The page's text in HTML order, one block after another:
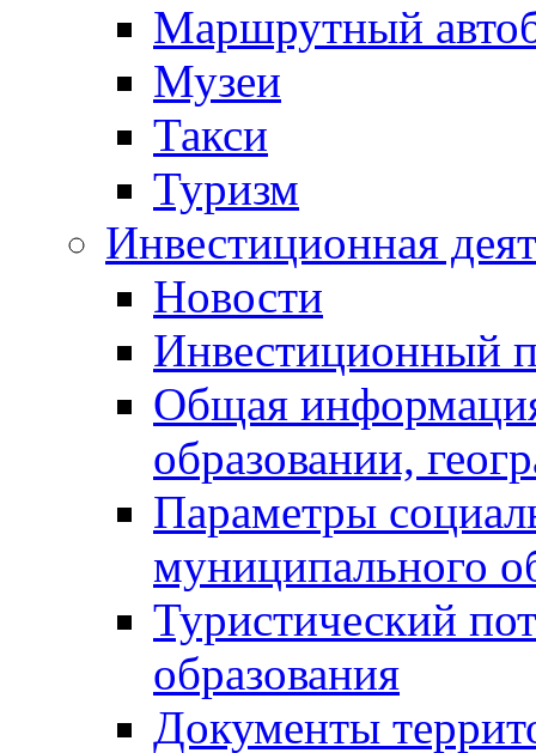
Маршрутный
Музеи
Такси
Туризм
Инвестиционная
Новости
Инвестиционный
Общая
образовании,
Параметры
муниципального
Туристический
образования
Документы